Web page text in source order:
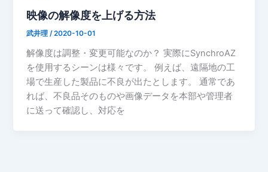
映像の解像度を上げる方法
武井理/2020-10-01
解像度は調整・変更可能なのか？ 実際にSynchroAZ
を使用するシーンは様々です。 例えば、遠隔地の工
場で生産した製品に不良が出たとします。 通常であ
れば、不良品そのものや画像データを本部や管理者
に送って確認し、対応を